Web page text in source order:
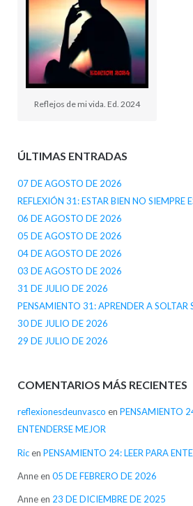
Reflejos de mi vida. Ed. 2024
ÚLTIMAS ENTRADAS
07 DE AGOSTO DE 2026
REFLEXIÓN 31: ESTAR BIEN NO SIEMPRE
06 DE AGOSTO DE 2026
05 DE AGOSTO DE 2026
04 DE AGOSTO DE 2026
03 DE AGOSTO DE 2026
31 DE JULIO DE 2026
PENSAMIENTO 31: APRENDER A SOLTAR
30 DE JULIO DE 2026
29 DE JULIO DE 2026
COMENTARIOS MÁS RECIENTES
reflexionesdeunvasco en PENSAMIENTO
ENTENDERSE MEJOR
Ricen PENSAMIENTO 24: LEER PARA
Anneen 05 DE FEBRERO DE 2026
Anneen 23 DE DICIEMBRE DE 2025